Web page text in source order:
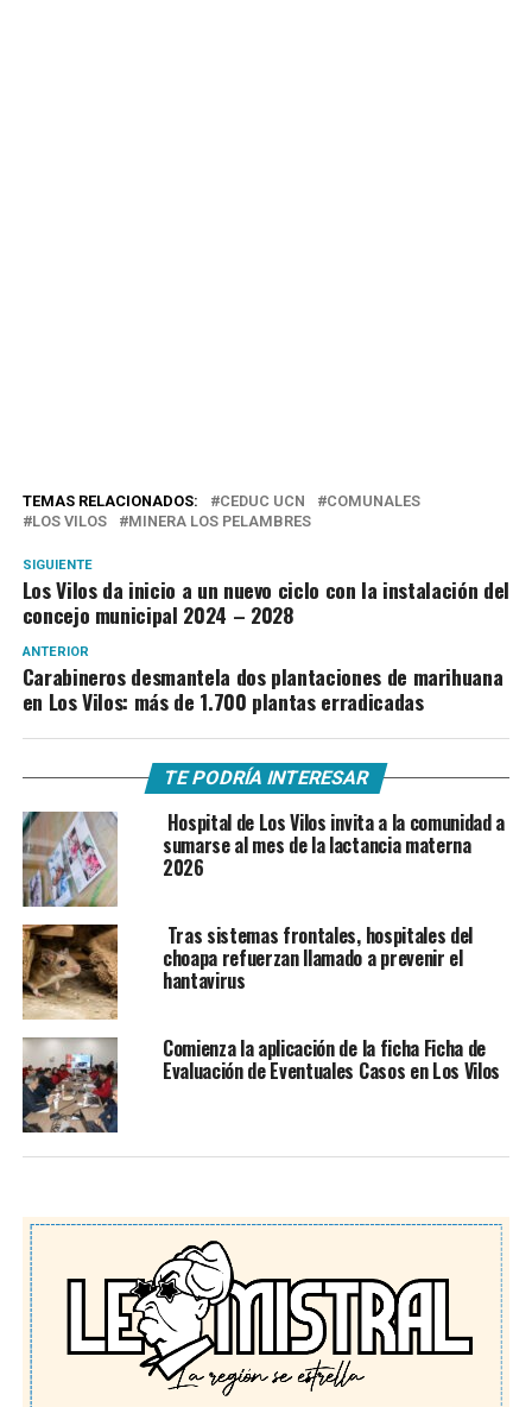
TEMAS RELACIONADOS: CEDUC UCN
COMUNALES
LOS VILOS
MINERA LOS PELAMBRES
SIGUIENTE
Los Vilos da inicio a un nuevo ciclo con la instalación del
concejo municipal 2024 – 2028
ANTERIOR
Carabineros desmantela dos plantaciones de marihuana
en Los Vilos: más de 1.700 plantas erradicadas
TE PODRÍA INTERESAR
Hospital de Los Vilos invita a la comunidad a
sumarse al mes de la lactancia materna
2026
Tras sistemas frontales, hospitales del
choapa refuerzan llamado a prevenir el
hantavirus
Comienza la aplicación de la ficha Ficha de
Evaluación de Eventuales Casos en Los Vilos